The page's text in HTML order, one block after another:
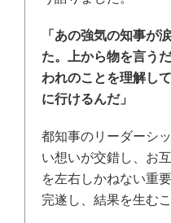
「あの強気の知事が
た。上から物を言う
われのことを理解し
に行けるんだ」
都知事のリーダーシ
い想いが交錯し、お
を左右しかねない重
完遂し、結果を生む